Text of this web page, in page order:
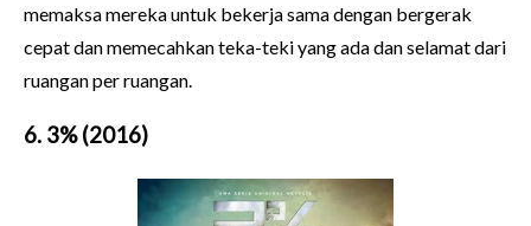
memaksa mereka untuk bekerja sama dengan bergerak
cepat dan memecahkan teka-teki yang ada dan selamat dari
ruangan per ruangan.
6. 3% (2016)